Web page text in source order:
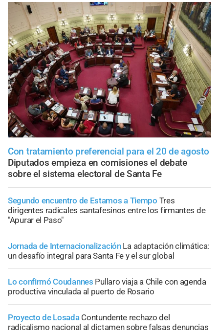
Con tratamiento preferencial para el 20 de agosto
Diputados empieza en comisiones el debate
sobre el sistema electoral de Santa Fe
Segundo encuentro de Estamos a Tiempo Tres
dirigentes radicales santafesinos entre los firmantes de
"Apurar el Paso"
Jornada de Internacionalización La adaptación climática:
un desafío integral para Santa Fe y el sur global
Lo confirmó Coudannes Pullaro viaja a Chile con agenda
productiva vinculada al puerto de Rosario
Proyecto de Losada Contundente rechazo del
radicalismo nacional al dictamen sobre falsas denuncias